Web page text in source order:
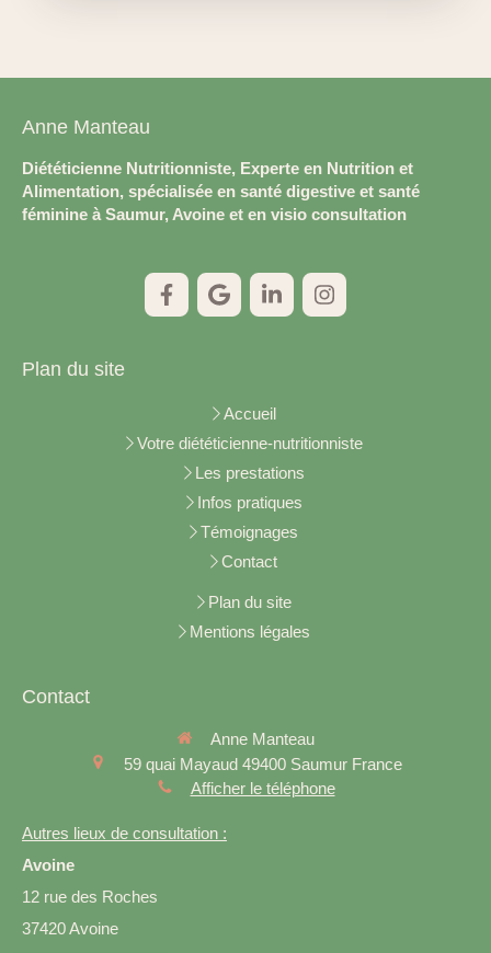
Anne Manteau
Diététicienne Nutritionniste, Experte en Nutrition et
Alimentation, spécialisée en santé digestive et santé
féminine à Saumur, Avoine et en visio consultation
Plan du site
Accueil
Votre diététicienne-nutritionniste
Les prestations
Infos pratiques
Témoignages
Contact
Plan du site
Mentions légales
Contact
Anne Manteau
59 quai Mayaud 49400 Saumur France
Afficher le téléphone
Autres lieux de consultation :
Avoine
12 rue des Roches
37420 Avoine